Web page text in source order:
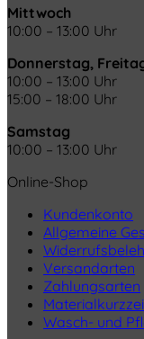
Mittwoch
10:00 – 13:00 Uhr
Donnerstag,
10:00 – 13:00 Uhr
15:00 – 18:00 Uhr
Samstag
10:00 – 13:00 Uhr
Online-Shop
Kundenkonto
Allgemeine
Versandarten
Zahlungsarten
Wasch- und